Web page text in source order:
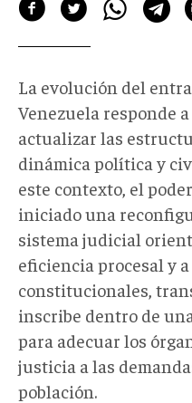
La evolución del
Venezuela responde
actualizar las
dinámica política y
este contexto, el
iniciado una
sistema judicial
eficiencia procesal y
constitucionales,
inscribe dentro de
para adecuar los
justicia a las
población.